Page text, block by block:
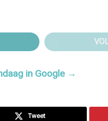
in Google →
Tweet